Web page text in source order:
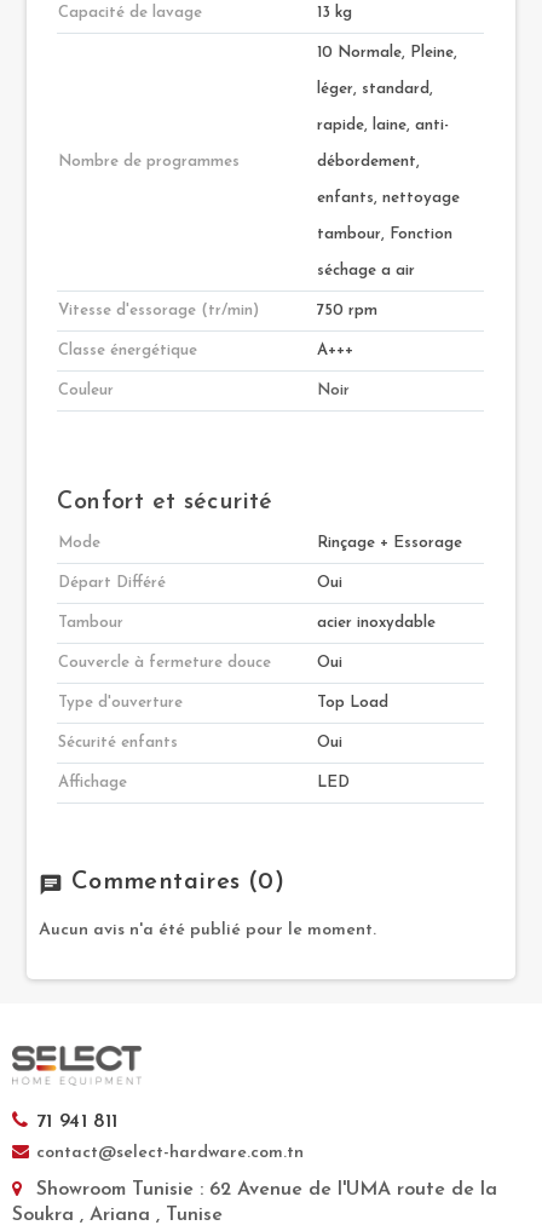
Capacité de lavage 13 kg
Nombre de programmes
10 Normale, Pleine,
léger, standard,
rapide, laine, anti-
débordement,
enfants, nettoyage
tambour, Fonction
séchage a air
Vitesse d'essorage (tr/min) 750 rpm
Classe énergétique A+++
Couleur Noir
Confort et sécurité
Mode Rinçage + Essorage
Départ Différé Oui
Tambour acier inoxydable
Couvercle à fermeture douce Oui
Type d'ouverture Top Load
Sécurité enfants Oui
Affichage LED
chat Commentaires (0)
Aucun avis n'a été publié pour le moment.
71 941 811
contact@select-hardware.com.tn
Showroom Tunisie : 62 Avenue de l'UMA route de la
Soukra , Ariana , Tunise